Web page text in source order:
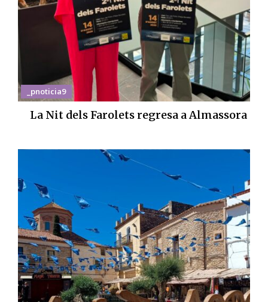
_pnoticia9
La Nit dels Farolets regresa a Almassora